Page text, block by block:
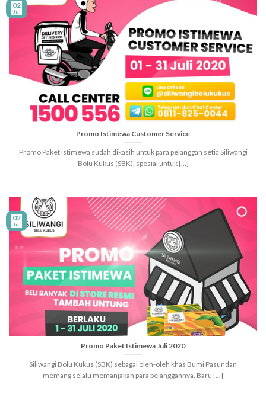
Promo Istimewa Customer Service
Promo Paket Istimewa sudah dikasih untuk para pelanggan setia Siliwangi
Bolu Kukus (SBK), spesial untuk [...]
02
Jul
Promo Paket Istimewa Juli 2020
Siliwangi Bolu Kukus (SBK) sebagai oleh-oleh khas Bumi Pasundan
memang selalu memanjakan para pelanggannya. Baru [...]
02
Jul